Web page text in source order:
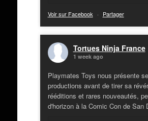
Voir sur Facebook · Partager
Tortues Ninja France
1 week ago
Playmates Toys nous présente
productions avant de tirer sa
rééditions et rares nouveautés,
d'horizon à la Comic Con de San